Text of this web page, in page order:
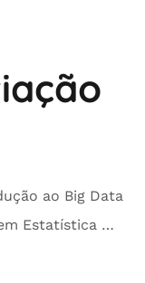
ao Big Data
Estatística …